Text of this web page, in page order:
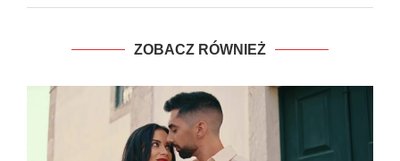
ZOBACZ RÓWNIEŻ